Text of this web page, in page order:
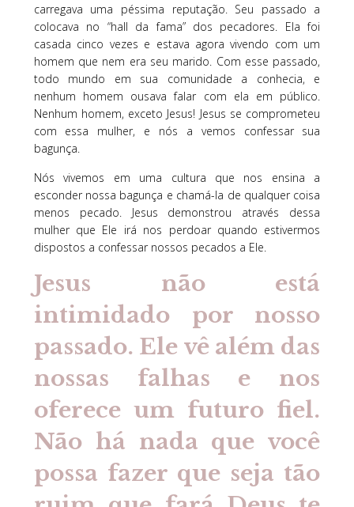
carregava uma péssima reputação. Seu passado a
colocava no “hall da fama” dos pecadores. Ela foi
casada cinco vezes e estava agora vivendo com um
homem que nem era seu marido. Com esse passado,
todo mundo em sua comunidade a conhecia, e
nenhum homem ousava falar com ela em público.
Nenhum homem, exceto Jesus! Jesus se comprometeu
com essa mulher, e nós a vemos confessar sua
bagunça.
Nós vivemos em uma cultura que nos ensina a
esconder nossa bagunça e chamá-la de qualquer coisa
menos pecado. Jesus demonstrou através dessa
mulher que Ele irá nos perdoar quando estivermos
dispostos a confessar nossos pecados a Ele.
Jesus não está
intimidado por nosso
passado. Ele vê além das
nossas falhas e nos
oferece um futuro fiel.
Não há nada que você
possa fazer que seja tão